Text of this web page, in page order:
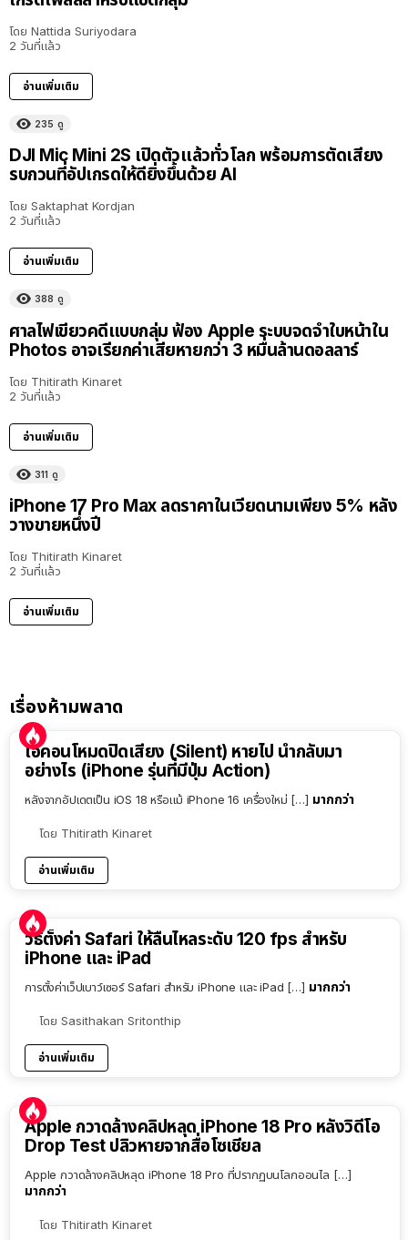
โดย Nattida Suriyodara
2 วันที่แล้ว
อ่านเพิ่มเติม
235 ดู
DJI Mic Mini 2S เปิดตัวแล้วทั่วโลก พร้อมการตัดเสียง
รบกวนที่อัปเกรดให้ดียิ่งขึ้นด้วย AI
โดย Saktaphat Kordjan
2 วันที่แล้ว
อ่านเพิ่มเติม
388 ดู
ศาลไฟเขียวคดีแบบกลุ่ม ฟ้อง Apple ระบบจดจำใบหน้าใน
Photos อาจเรียกค่าเสียหายกว่า 3 หมื่นล้านดอลลาร์
โดย Thitirath Kinaret
2 วันที่แล้ว
อ่านเพิ่มเติม
311 ดู
iPhone 17 Pro Max ลดราคาในเวียดนามเพียง 5% หลัง
วางขายหนึ่งปี
โดย Thitirath Kinaret
2 วันที่แล้ว
อ่านเพิ่มเติม
เรื่องห้ามพลาด
ไอคอนโหมดปิดเสียง (Silent) หายไป นำกลับมา
อย่างไร (iPhone รุ่นที่มีปุ่ม Action)
หลังจากอัปเดตเป็น iOS 18 หรือแม้ iPhone 16 เครื่องใหม่ […] มากกว่า
โดย Thitirath Kinaret
อ่านเพิ่มเติม
วิธีตั้งค่า Safari ให้ลื่นไหลระดับ 120 fps สำหรับ
iPhone และ iPad
การตั้งค่าเว็ปเบาว์เซอร์ Safari สำหรับ iPhone และ iPad […] มากกว่า
โดย Sasithakan Sritonthip
อ่านเพิ่มเติม
Apple กวาดล้างคลิปหลุด iPhone 18 Pro หลังวิดีโอ
Drop Test ปลิวหายจากสื่อโซเชียล
Apple กวาดล้างคลิปหลุด iPhone 18 Pro ที่ปรากฏบนโลกออนไล […]
มากกว่า
โดย Thitirath Kinaret